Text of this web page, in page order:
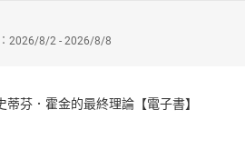
2026/8/2 - 2026/8/8
蒂芬．霍金的最終理論【電子書】